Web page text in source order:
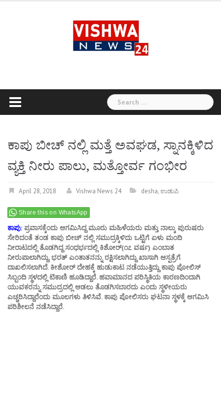
Search
for:
ಕಾಪು ಬೀಚ್ ನಲ್ಲಿ ಮತ್ತೆ ಅವಘಡ, ಸ್ನಾನಕ್ಕಿಳಿದ
ವ್ಯಕ್ತಿ ನೀರು ಪಾಲು, ಮತ್ತೋರ್ವ ಗಂಭೀರ
April 28, 2018 Vishwa News 24 desha,ಉಡುಪಿ
Share this on WhatsApp
ಕಾಪು: ಪ್ರವಾಸಕ್ಕೆಂದು ಆಗಮಿಸಿದ್ದ ಮೂರು ಮಹಿಳೆಯರು ಮತ್ತು ನಾಲ್ಕು ಪುರುಷರು
ಸೇರಿದಂತೆ ತಂಡ ಕಾಪು ಬೀ‍ಚ್ ನಲ್ಲಿ ಸಮುದ್ರಕ್ಕಿಳಿದು ಒಟ್ಟಿಗೆ ಏಳು ಮಂದಿ
ನೀರಾಟದಲ್ಲಿ ತೊಡಗಿದ್ದ ಸಂಧರ್ಭದಲ್ಲಿ ಕಿಶೋರ್(೧೭ ವರ್ಷ) ಎಂಬಾತ
ನೀರುಪಾಲಾಗಿದ್ದು, ಭರತ್ ಎಂತಾತನನ್ನು ರಕ್ಷಿಸಲಾಗಿದ್ದು ಖಾಸಾಗಿ ಆಸ್ಪತ್ರೆಗೆ
ದಾಖಲಿಸಲಾಗಿದೆ. ಕೀಶೋರ್ ದೇಹಕ್ಕೆ ಹುಡುಕಾಟ ನಡೆಯುತ್ತಿದ್ದು ಕಾಪು ಪೋಲಿಸ್
ಸಿಬ್ಬಂದಿ ಸ್ಥಳದಲ್ಲಿ ಟಿಕಾಣಿ ಹೂಡಿದ್ದಾರೆ.ಹವಾಮಾನದ ಪರಿಸ್ಥಿತಿಯ ಕಾರಣದಿಂದಾಗಿ
ಯುವಕರನ್ನು ಸಮುದ್ರದಲ್ಲಿ ಆಡಲು ತೊಡಗಿಸಬಾರದು ಎಂದು ಸ್ಥಳೀಯರು
ಎಚ್ಚರಿಸಿದ್ದಾರೆಂದು ಮೂಲಗಳು ತಿಳಿಸಿವೆ. ಕಾಪು ಪೋಲಿಸರು ಘಟನಾ ಸ್ಥಳಕ್ಕೆ ಆಗಮಿಸಿ
ಪರಿಶೀಲನೆ ನಡೆಸಿದ್ದಾರೆ.